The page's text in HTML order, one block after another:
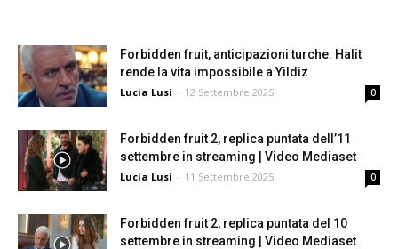
Forbidden fruit, anticipazioni turche: Halit
rende la vita impossibile a Yildiz
Lucia Lusi - 12 Settembre 2025 0
Forbidden fruit 2, replica puntata dell’11
settembre in streaming | Video Mediaset
Lucia Lusi - 11 Settembre 2025 0
Forbidden fruit 2, replica puntata del 10
settembre in streaming | Video Mediaset